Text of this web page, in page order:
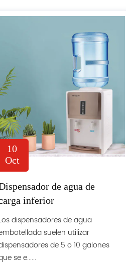
10
Oct
de agua de
inferior
dispensadores de agua
suelen utilizar
de 5 o 10 galones
se e......